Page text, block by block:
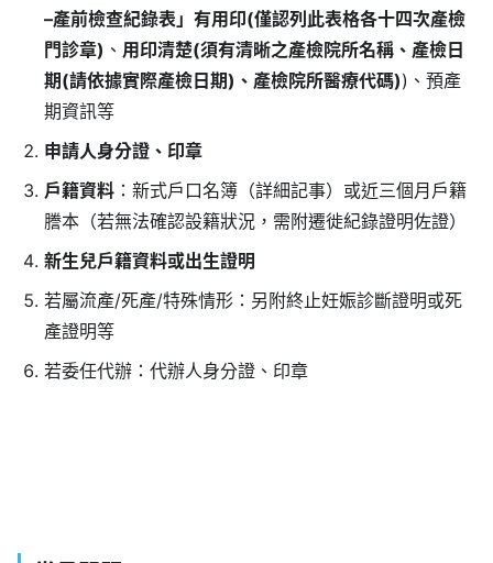
–產前檢查紀錄表」有用印(僅認列此表格各十四次產檢
門診章) 、 用印清楚(須有清晰之產檢院所名稱、產檢日
期(請依據實際產檢日期)、產檢院所醫療代碼))、預產
期資訊等
申請人身分證、印章
戶籍資料 ：新式戶口名簿（詳細記事）或近三個月戶籍
謄本（若無法確認設籍狀況，需附遷徙紀錄證明佐證）
新生兒戶籍資料或出生證明
若屬流產/死產/特殊情形：另附終止妊娠診斷證明或死
產證明等
若委任代辦：代辦人身分證、印章